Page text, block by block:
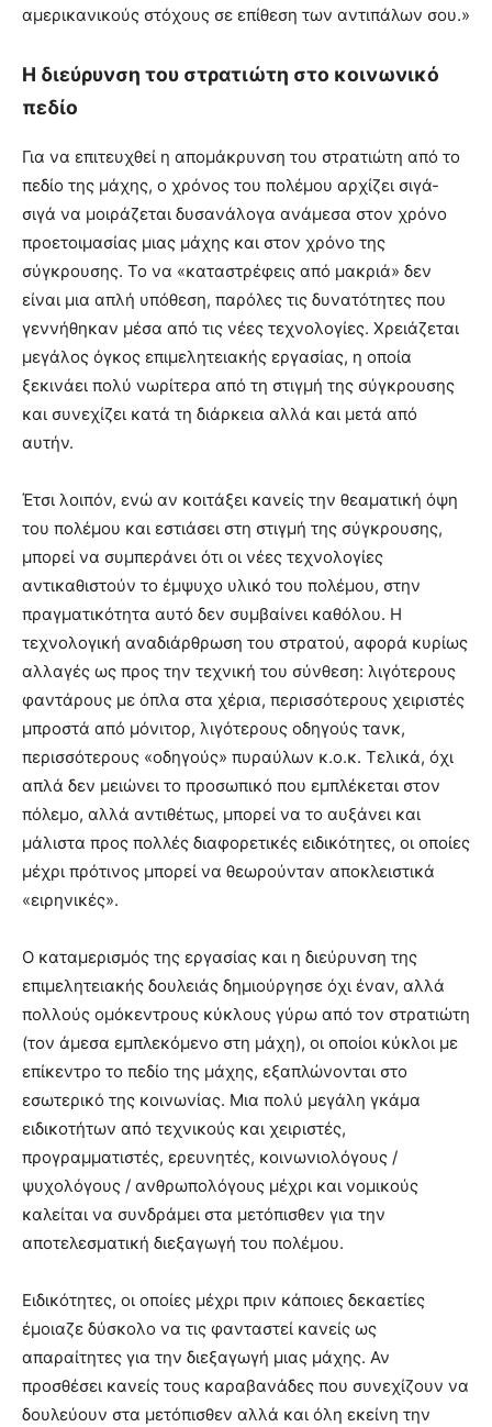
αμερικανικούς στόχους σε επίθεση των αντιπάλων σου.»
Η διεύρυνση του στρατιώτη στο κοινωνικό
πεδίο
Για να επιτευχθεί η απομάκρυνση του στρατιώτη από το
πεδίο της μάχης, ο χρόνος του πολέμου αρχίζει σιγά-
σιγά να μοιράζεται δυσανάλογα ανάμεσα στον χρόνο
προετοιμασίας μιας μάχης και στον χρόνο της
σύγκρουσης. Το να «καταστρέφεις από μακριά» δεν
είναι μια απλή υπόθεση, παρόλες τις δυνατότητες που
γεννήθηκαν μέσα από τις νέες τεχνολογίες. Χρειάζεται
μεγάλος όγκος επιμελητειακής εργασίας, η οποία
ξεκινάει πολύ νωρίτερα από τη στιγμή της σύγκρουσης
και συνεχίζει κατά τη διάρκεια αλλά και μετά από
αυτήν.
Έτσι λοιπόν, ενώ αν κοιτάξει κανείς την θεαματική όψη
του πολέμου και εστιάσει στη στιγμή της σύγκρουσης,
μπορεί να συμπεράνει ότι οι νέες τεχνολογίες
αντικαθιστούν το έμψυχο υλικό του πολέμου, στην
πραγματικότητα αυτό δεν συμβαίνει καθόλου. Η
τεχνολογική αναδιάρθρωση του στρατού, αφορά κυρίως
αλλαγές ως προς την τεχνική του σύνθεση: λιγότερους
φαντάρους με όπλα στα χέρια, περισσότερους χειριστές
μπροστά από μόνιτορ, λιγότερους οδηγούς τανκ,
περισσότερους «οδηγούς» πυραύλων κ.ο.κ. Τελικά, όχι
απλά δεν μειώνει το προσωπικό που εμπλέκεται στον
πόλεμο, αλλά αντιθέτως, μπορεί να το αυξάνει και
μάλιστα προς πολλές διαφορετικές ειδικότητες, οι οποίες
μέχρι πρότινος μπορεί να θεωρούνταν αποκλειστικά
«ειρηνικές».
Ο καταμερισμός της εργασίας και η διεύρυνση της
επιμελητειακής δουλειάς δημιούργησε όχι έναν, αλλά
πολλούς ομόκεντρους κύκλους γύρω από τον στρατιώτη
(τον άμεσα εμπλεκόμενο στη μάχη), οι οποίοι κύκλοι με
επίκεντρο το πεδίο της μάχης, εξαπλώνονται στο
εσωτερικό της κοινωνίας. Μια πολύ μεγάλη γκάμα
ειδικοτήτων από τεχνικούς και χειριστές,
προγραμματιστές, ερευνητές, κοινωνιολόγους /
ψυχολόγους / ανθρωπολόγους μέχρι και νομικούς
καλείται να συνδράμει στα μετόπισθεν για την
αποτελεσματική διεξαγωγή του πολέμου.
Ειδικότητες, οι οποίες μέχρι πριν κάποιες δεκαετίες
έμοιαζε δύσκολο να τις φανταστεί κανείς ως
απαραίτητες για την διεξαγωγή μιας μάχης. Αν
προσθέσει κανείς τους καραβανάδες που συνεχίζουν να
δουλεύουν στα μετόπισθεν αλλά και όλη εκείνη την